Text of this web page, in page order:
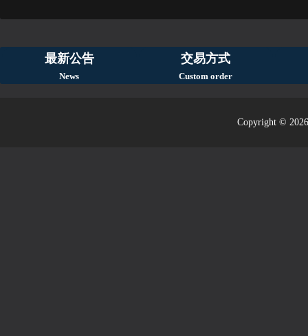
最新公告
News
交易方式
Custom order
Copyright ©